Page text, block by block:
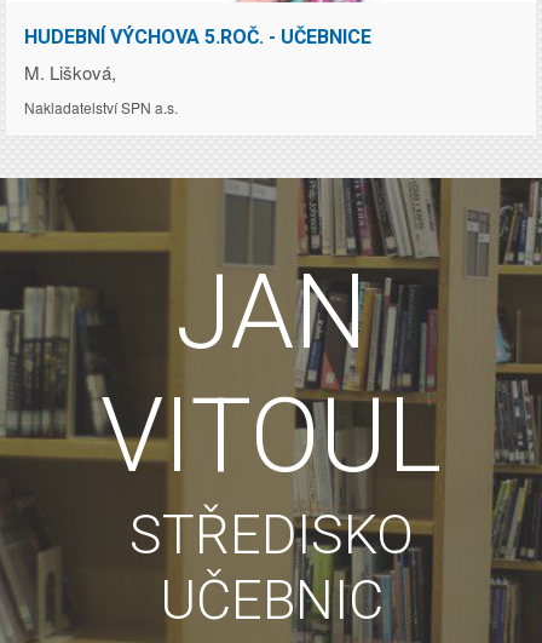
HUDEBNÍ VÝCHOVA 5.ROČ. - UČEBNICE
M. Lišková,
Nakladatelství SPN a.s.
165.00Kč
JAN
VITOUL
STŘEDISKO
UČEBNIC